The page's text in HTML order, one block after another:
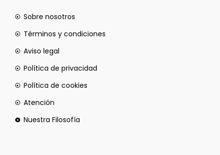
Sobre nosotros
Términos y condiciones
Aviso legal
Política de privacidad
Política de cookies
Atención
Nuestra Filosofía